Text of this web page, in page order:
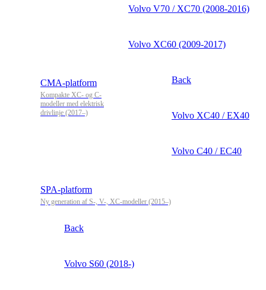
Volvo V70 / XC70 (2008-2016)
Volvo XC60 (2009-2017)
CMA-platform
Kompakte XC- og C-
modeller med elektrisk
drivlinje (2017–)
Back
Volvo XC40 / EX40
Volvo C40 / EC40
SPA-platform
Ny generation af S-, V-, XC-modeller (2015–)
Back
Volvo S60 (2018-)